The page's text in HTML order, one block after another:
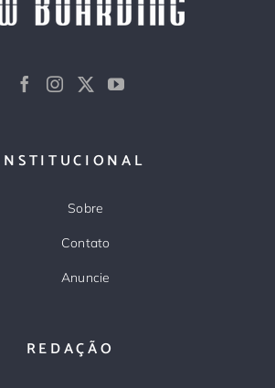
Sobre
Contato
Anuncie
REDAÇÃO